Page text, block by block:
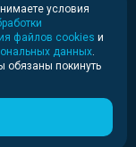
«Медиапалуба»
условия
файлов cookies и
данных
покинуть